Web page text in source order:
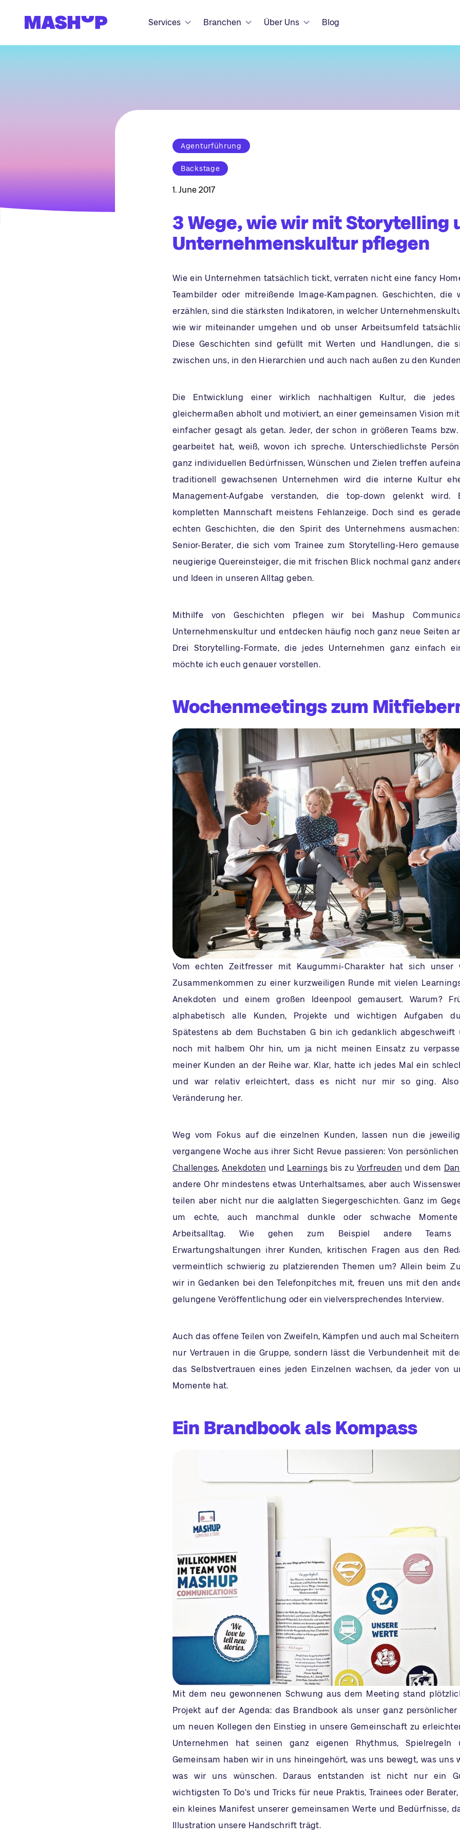
Services
Branchen Über Uns Blog
Agenturführung
Backstage
1. June 2017
3 Wege, wie wir mit Storytelling
Unternehmenskultur pflegen
Wie ein Unternehmen tatsächlich tickt, verraten nicht eine fancy
Teambilder oder mitreißende Image-Kampagnen. Geschichten,
erzählen, sind die stärksten Indikatoren, in welcher
wie wir miteinander umgehen und ob unser Arbeitsumfeld
Diese Geschichten sind gefüllt mit Werten und Handlungen, die
zwischen uns, in den Hierarchien und auch nach außen zu den
Die Entwicklung einer wirklich nachhaltigen Kultur, die jedes
gleichermaßen abholt und motiviert, an einer gemeinsamen Vision
einfacher gesagt als getan. Jeder, der schon in größeren Teams
gearbeitet hat, weiß, wovon ich spreche. Unterschiedlichste
ganz individuellen Bedürfnissen, Wünschen und Zielen treffen
traditionell gewachsenen Unternehmen wird die interne Kultur
Management-Aufgabe verstanden, die top-down gelenkt wird.
kompletten Mannschaft meistens Fehlanzeige. Doch sind es
echten Geschichten, die den Spirit des Unternehmens
Senior-Berater, die sich vom Trainee zum Storytelling-Hero
neugierige Quereinsteiger, die mit frischen Blick nochmal ganz
und Ideen in unseren Alltag geben.
Mithilfe von Geschichten pflegen wir bei Mashup
Unternehmenskultur und entdecken häufig noch ganz neue Seiten
Drei Storytelling-Formate, die jedes Unternehmen ganz einfach
möchte ich euch genauer vorstellen.
Wochenmeetings zum
Vom echten Zeitfresser mit Kaugummi-Charakter hat sich unser
Zusammenkommen zu einer kurzweiligen Runde mit vielen
Anekdoten und einem großen Ideenpool gemausert. Warum?
alphabetisch alle Kunden, Projekte und wichtigen Aufgaben
Spätestens ab dem Buchstaben G bin ich gedanklich
noch mit halbem Ohr hin, um ja nicht meinen Einsatz zu
meiner Kunden an der Reihe war. Klar, hatte ich jedes Mal ein
und war relativ erleichtert, dass es nicht nur mir so ging.
Veränderung her.
Weg vom Fokus auf die einzelnen Kunden, lassen nun die
vergangene Woche aus ihrer Sicht Revue passieren: Von
Challenges,Anekdoten und Learningsbis zu Vorfreuden und dem
andere Ohr mindestens etwas Unterhaltsames, aber auch
teilen aber nicht nur die aalglatten Siegergeschichten. Ganz im
um echte, auch manchmal dunkle oder schwache
Arbeitsalltag. Wie gehen zum Beispiel andere
Erwartungshaltungen ihrer Kunden, kritischen Fragen aus den
vermeintlich schwierig zu platzierenden Themen um? Allein beim
wir in Gedanken bei den Telefonpitches mit, freuen uns mit den
gelungene Veröffentlichung oder ein vielversprechendes Interview.
Auch das offene Teilen von Zweifeln, Kämpfen und auch mal
nur Vertrauen in die Gruppe, sondern lässt die Verbundenheit mit
das Selbstvertrauen eines jeden Einzelnen wachsen, da jeder von
Momente hat.
Ein Brandbook als Kompass
Mit dem neu gewonnenen Schwung aus dem Meeting stand
Projekt auf der Agenda: das Brandbook als unser ganz persönlicher
um neuen Kollegen den Einstieg in unsere Gemeinschaft zu
Unternehmen hat seinen ganz eigenen Rhythmus, Spielregeln
Gemeinsam haben wir in uns hineingehört, was uns bewegt, was uns
was wir uns wünschen. Daraus entstanden ist nicht nur ein
wichtigsten To Do’s und Tricks für neue Praktis, Trainees oder
ein kleines Manifest unserer gemeinsamen Werte und Bedürfnisse,
Illustration unsere Handschrift trägt.